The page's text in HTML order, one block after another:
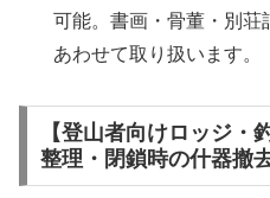
可能。書画・骨董・別荘
あわせて取り扱います。
【登山者向けロッジ・
整理・閉鎖時の什器撤